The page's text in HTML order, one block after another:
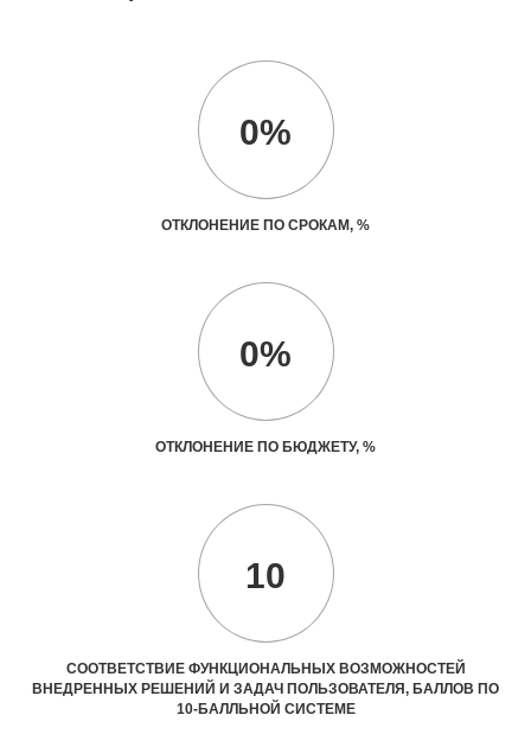
0%
ОТКЛОНЕНИЕ ПО СРОКАМ, %
0%
ОТКЛОНЕНИЕ ПО БЮДЖЕТУ, %
10
СООТВЕТСТВИЕ ФУНКЦИОНАЛЬНЫХ ВОЗМОЖНОСТЕЙ
ВНЕДРЕННЫХ РЕШЕНИЙ И ЗАДАЧ ПОЛЬЗОВАТЕЛЯ, БАЛЛОВ ПО
10-БАЛЛЬНОЙ СИСТЕМЕ